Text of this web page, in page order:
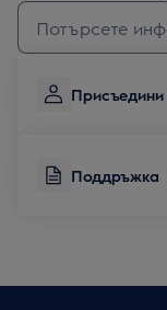
Въведете текст за да
Поддръжка